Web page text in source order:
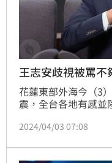
王志安歧視被罵
花蓮東部外海今（3
震，全台各地有感並
中國記者王志安，卻
2024/04/03 07:08